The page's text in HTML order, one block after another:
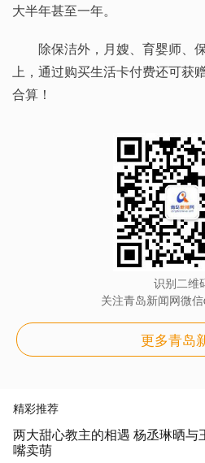
大半年甚至一年。
除保洁外，月嫂、育婴师、
上，通过购买生活卡付费还可获
合算！
识别二维
关注青岛新闻网微
更多青岛
精彩推荐
两大甜心教主的相遇 杨丞琳晒与
嘴卖萌